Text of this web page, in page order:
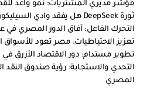
مؤشر مديري المشتريات: نمو واعد
ثورة DeepSeek هل يفقد وادي السيليكون تاجه؟
التحرك الفاعل: آفاق الدور المصري في
تعزيز الاحتياطيات: مصر تعود للأسواق
تطوير مستدام: دور الاقتصاد الأزرق في
التحدي والاستجابة: رؤية صندوق النقد
المصري